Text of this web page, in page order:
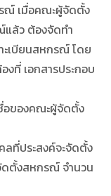
ณ์ เมื่อคณะผู้จัดตั้ง
ล้ว ต้องจัดทำ
ะเบียนสหกรณ์ โดย
ที่ เอกสารประกอบ
ของคณะผู้จัดตั้ง
ที่ประสงค์จะจัดตั้ง
ตั้งสหกรณ์ จำนวน